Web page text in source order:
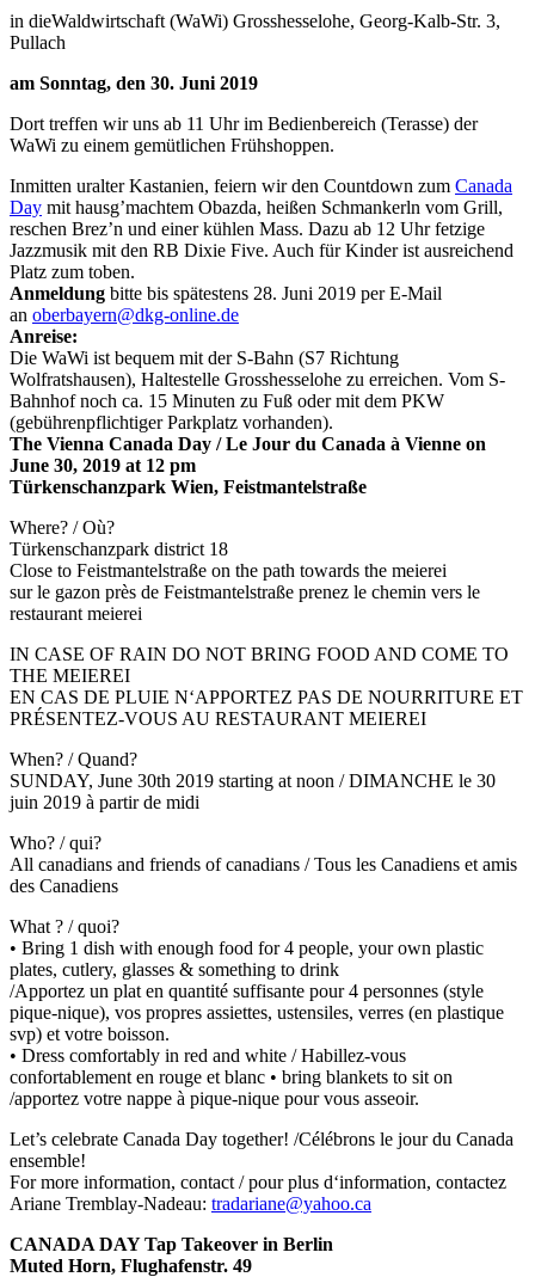
in dieWaldwirtschaft (WaWi) Grosshesselohe, Georg-Kalb-Str. 3,
Pullach
am Sonntag, den 30. Juni 2019
Dort treffen wir uns ab 11 Uhr im Bedienbereich (Terasse) der
WaWi zu einem gemütlichen Frühshoppen.
Inmitten uralter Kastanien, feiern wir den Countdown zum Canada
Day mit hausg’machtem Obazda, heißen Schmankerln vom Grill,
reschen Brez’n und einer kühlen Mass. Dazu ab 12 Uhr fetzige
Jazzmusik mit den RB Dixie Five. Auch für Kinder ist ausreichend
Platz zum toben.
Anmeldung bitte bis spätestens 28. Juni 2019 per E-Mail
an oberbayern@dkg-online.de
Anreise:
Die WaWi ist bequem mit der S-Bahn (S7 Richtung
Wolfratshausen), Haltestelle Grosshesselohe zu erreichen. Vom S-
Bahnhof noch ca. 15 Minuten zu Fuß oder mit dem PKW
(gebührenpflichtiger Parkplatz vorhanden).
The Vienna Canada Day / Le Jour du Canada à Vienne on
June 30, 2019 at 12 pm
Türkenschanzpark Wien, Feistmantelstraße
Where? / Où?
Türkenschanzpark district 18
Close to Feistmantelstraße on the path towards the meierei
sur le gazon près de Feistmantelstraße prenez le chemin vers le
restaurant meierei
IN CASE OF RAIN DO NOT BRING FOOD AND COME TO
THE MEIEREI
EN CAS DE PLUIE N‘APPORTEZ PAS DE NOURRITURE ET
PRÉSENTEZ-VOUS AU RESTAURANT MEIEREI
When? / Quand?
SUNDAY, June 30th 2019 starting at noon / DIMANCHE le 30
juin 2019 à partir de midi
Who? / qui?
All canadians and friends of canadians / Tous les Canadiens et amis
des Canadiens
What ? / quoi?
• Bring 1 dish with enough food for 4 people, your own plastic
plates, cutlery, glasses & something to drink
/Apportez un plat en quantité suffisante pour 4 personnes (style
pique-nique), vos propres assiettes, ustensiles, verres (en plastique
svp) et votre boisson.
• Dress comfortably in red and white / Habillez-vous
confortablement en rouge et blanc • bring blankets to sit on
/apportez votre nappe à pique-nique pour vous asseoir.
Let’s celebrate Canada Day together! /Célébrons le jour du Canada
ensemble!
For more information, contact / pour plus d‘information, contactez
Ariane Tremblay-Nadeau: tradariane@yahoo.ca
CANADA DAY Tap Takeover in Berlin
Muted Horn, Flughafenstr. 49